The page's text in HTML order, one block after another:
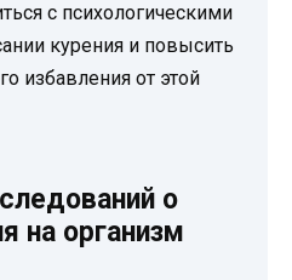
с психологическими
курения и повысить
избавления от этой
о
на организм